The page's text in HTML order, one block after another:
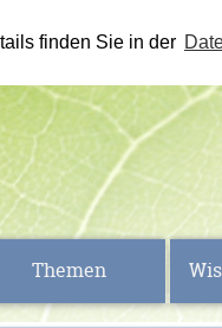
finden Sie in der
Themen